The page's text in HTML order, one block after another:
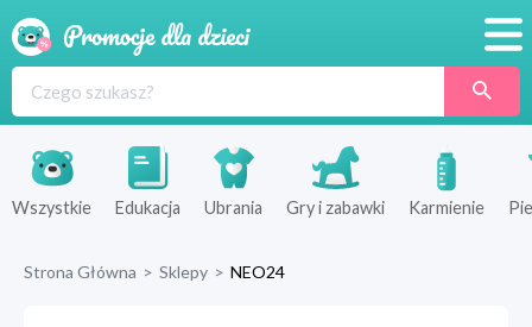
Produkty
Sklepy
Wszystkie Edukacja Ubrania Gry i zabawki Karmienie
Strona Główna > Sklepy > NEO24